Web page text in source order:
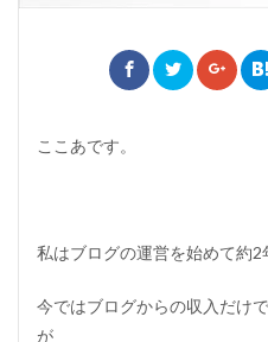
ここあです。
私はブログの運営を始めて約2
今ではブログからの収入だけ
が